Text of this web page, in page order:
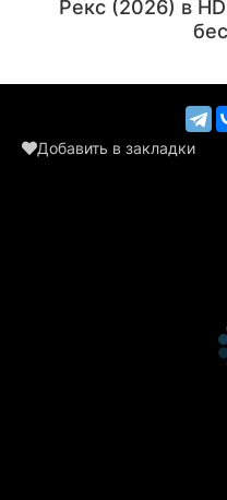
Рекс (2026) в
Добавить в закладки